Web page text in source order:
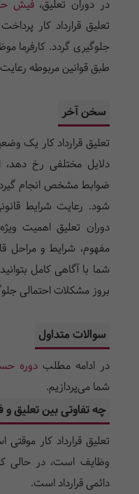
در دوران تعلیق،فیش
تعلیق قرارداد کار
جلوگیری گردد. کارفرما
طبق قوانین مربوطه
سخن آخر
تعلیق قرارداد کار یک
دلایل مختلفی رخ دهد،
ضوابط مشخص انجام
شود. رعایت شرایط
دوران تعلیق اهمیت
مفهوم، شرایط و مراحل
شما با آگاهی کامل
بروز مشکلات احتمالی
سوالات متداول
در ادامهمطلبدوره
شما می‌پردازیم.
چه تفاوتی بین تعلیق و
تعلیق قرارداد کار
وظایف است، در حالی
دائمی قرارداد است.